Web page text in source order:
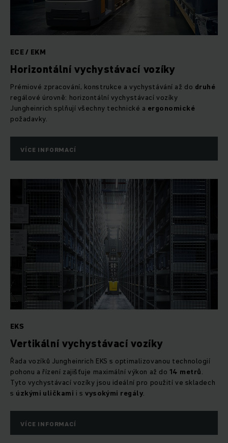
ECE / EKM
Horizontální vychystávací vozíky
Prémiové zpracování, konstrukce a vychystávání až do druhé
regálové úrovně: horizontální vychystávací vozíky
Jungheinrich splňují všechny technické a ergonomické
požadavky.
VÍCE INFORMACÍ
EKS
Vertikální vychystávací vozíky
Řada vozíků Jungheinrich EKS s optimalizovanou technologií
pohonu a řízení zajišťuje maximální výkon až do 14 metrů.
Tyto vychystávací vozíky jsou ideální pro použití ve skladech
s úzkými uličkami i svysokými regály.
VÍCE INFORMACÍ